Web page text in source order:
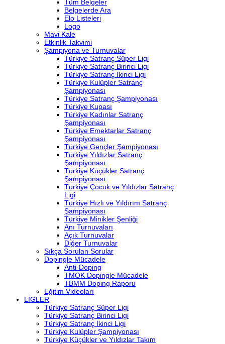
Tüm Belgeler
Belgelerde Ara
Elo Listeleri
Logo
Mavi Kale
Etkinlik Takvimi
Şampiyona ve Turnuvalar
Türkiye Satranç Süper Ligi
Türkiye Satranç Birinci Ligi
Türkiye Satranç İkinci Ligi
Türkiye Kulüpler Satranç
Şampiyonası
Türkiye Satranç Şampiyonası
Türkiye Kupası
Türkiye Kadınlar Satranç
Şampiyonası
Türkiye Emektarlar Satranç
Şampiyonası
Türkiye Gençler Şampiyonası
Türkiye Yıldızlar Satranç
Şampiyonası
Türkiye Küçükler Satranç
Şampiyonası
Türkiye Çocuk ve Yıldızlar Satranç
Ligi
Türkiye Hızlı ve Yıldırım Satranç
Şampiyonası
Türkiye Minikler Şenliği
Anı Turnuvaları
Açık Turnuvalar
Diğer Turnuvalar
Sıkça Sorulan Sorular
Dopingle Mücadele
Anti-Doping
TMOK Dopingle Mücadele
TBMM Doping Raporu
Eğitim Videoları
LİGLER
Türkiye Satranç Süper Ligi
Türkiye Satranç Birinci Ligi
Türkiye Satranç İkinci Ligi
Türkiye Kulüpler Şampiyonası
Türkiye Küçükler ve Yıldızlar Takım